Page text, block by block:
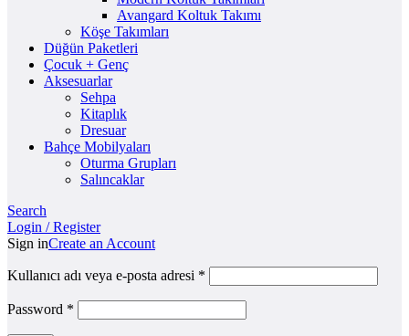
Avangard Koltuk Takımı
Köşe Takımları
Düğün Paketleri
Çocuk + Genç
Aksesuarlar
Sehpa
Kitaplık
Dresuar
Bahçe Mobilyaları
Oturma Grupları
Salıncaklar
Search
Login / Register
Sign inCreate an Account
Kullanıcı adı veya e-posta adresi *
Password *